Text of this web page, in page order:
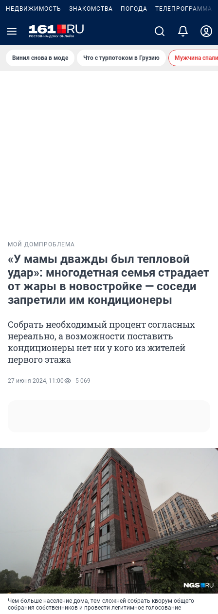
НЕДВИЖИМОСТЬ ЗНАКОМСТВА ПОГОДА ТЕЛЕПРОГРАММА
Винил снова в моде Что с турпотоком в Грузию Мужчина
МОЙ ДОМ ПРОБЛЕМА
«У мамы дважды был тепловой
удар»: многодетная семья страдает
от жары в новостройке — соседи
запретили им кондиционеры
Собрать необходимый процент согласных
нереально, а возможности поставить
кондиционеры нет ни у кого из жителей
первого этажа
27 июня 2024, 11:00 5 069
Чем больше население дома, тем сложней собрать кворум общего
собрания собственников и провести легитимное голосование